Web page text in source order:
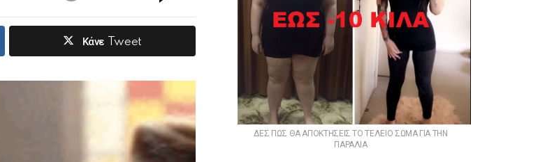
Κάνε Tweet
ΔΕΣ ΠΩΣ ΘΑ ΑΠΟΚΤΗΣΕΙΣ ΤΟ ΤΕΛΕΙΟ ΣΩΜΑ ΓΙΑ ΤΗΝ
ΠΑΡΑΛΙΑ